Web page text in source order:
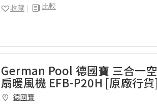
比較
收藏
German Pool 德國寶 三合一
扇暖風機 EFB-P20H [原廠行貨]
德國寶